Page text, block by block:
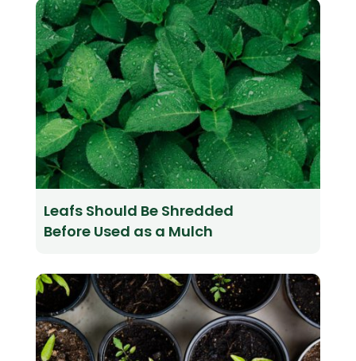
Leafs Should Be Shredded
Before Used as a Mulch